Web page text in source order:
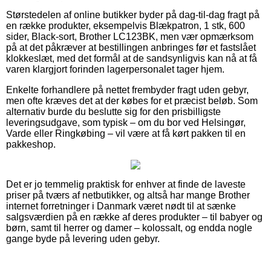
Størstedelen af online butikker byder på dag-til-dag fragt på
en række produkter, eksempelvis Blækpatron, 1 stk, 600
sider, Black-sort, Brother LC123BK, men vær opmærksom
på at det påkræver at bestillingen anbringes før et fastslået
klokkeslæt, med det formål at de sandsynligvis kan nå at få
varen klargjort forinden lagerpersonalet tager hjem.
Enkelte forhandlere på nettet frembyder fragt uden gebyr,
men ofte kræves det at der købes for et præcist beløb. Som
alternativ burde du beslutte sig for den prisbilligste
leveringsudgave, som typisk – om du bor ved Helsingør,
Varde eller Ringkøbing – vil være at få kørt pakken til en
pakkeshop.
Det er jo temmelig praktisk for enhver at finde de laveste
priser på tværs af netbutikker, og altså har mange Brother
internet forretninger i Danmark været nødt til at sænke
salgsværdien på en række af deres produkter – til babyer og
børn, samt til herrer og damer – kolossalt, og endda nogle
gange byde på levering uden gebyr.